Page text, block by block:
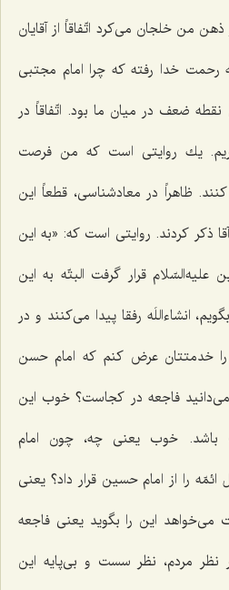
من خلجان می‌كرد اتّفاقاً از آقایان
رحمت خدا رفته كه چرا امام مجتبی
ضعف در میان ما بود. اتّفاقاً در
یك روایتی است كه من فرصت
ظاهراً در معادشناسی، قطعاً این
ذكر كردند. روایتی است كه: «به این
قرار گرفت البتّه به این
انشاءاللَه رفقا پیدا می‌كنند و در
خدمتتان عرض كنم كه امام حسن
فاجعه در كجاست؟ خوب این
باشد. خوب یعنی چه، چون امام
را از امام حسین قرار داد؟ یعنی
می‌خواهد این را بگوید یعنی فاجعه
مردم، نظر سست و بی‌پایه این